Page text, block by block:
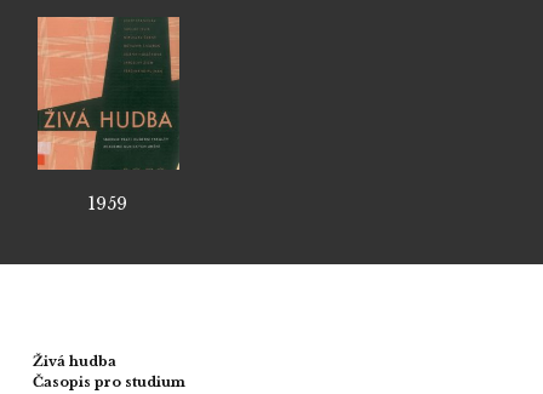
1959
Živá hudba
Časopis pro studium